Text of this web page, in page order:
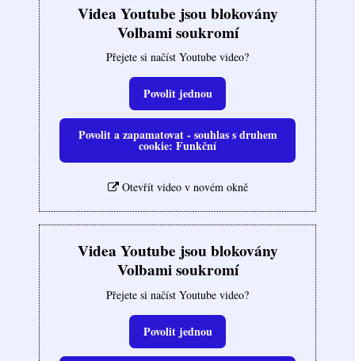
Videa Youtube jsou blokovány
Volbami soukromí
Přejete si načíst Youtube video?
Povolit jednou
Povolit a zapamatovat - souhlas s druhem
cookie: Funkční
Otevřít video v novém okně
Videa Youtube jsou blokovány
Volbami soukromí
Přejete si načíst Youtube video?
Povolit jednou